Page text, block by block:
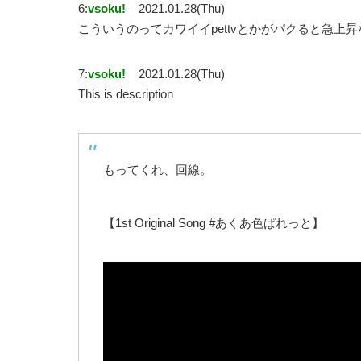
6:vsoku!
2021.01.28(Thu)
こういうのってカワイイpettvとかがパクると急上昇
7:vsoku!
2021.01.28(Thu)
This is description
もってくれ、回線。
【1st Original Song #あくあ色ぱれっと】